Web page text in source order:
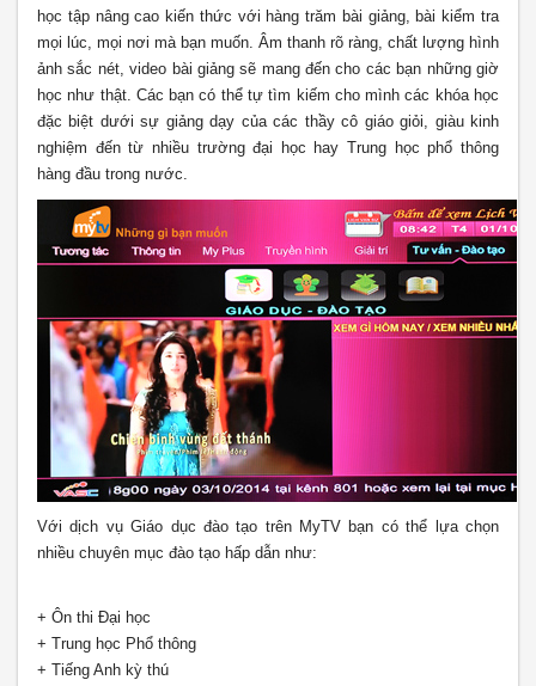
học tập nâng cao kiến thức với hàng trăm bài giảng, bài kiểm tra
mọi lúc, mọi nơi mà bạn muốn. Âm thanh rõ ràng, chất lượng hình
ảnh sắc nét, video bài giảng sẽ mang đến cho các bạn những giờ
học như thật. Các bạn có thể tự tìm kiếm cho mình các khóa học
đặc biệt dưới sự giảng dạy của các thầy cô giáo giỏi, giàu kinh
nghiệm đến từ nhiều trường đại học hay Trung học phổ thông
hàng đầu trong nước.
Với dịch vụ Giáo dục đào tạo trên MyTV bạn có thể lựa chọn
nhiều chuyên mục đào tạo hấp dẫn như:
+ Ôn thi Đại học
+ Trung học Phổ thông
+ Tiếng Anh kỳ thú